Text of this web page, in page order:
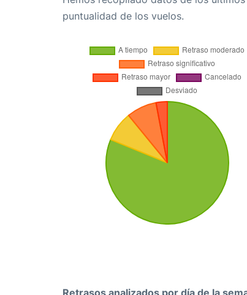
puntualidad de los vuelos.
Retrasos analizados por día de la